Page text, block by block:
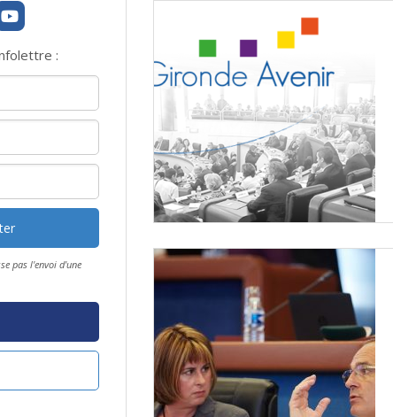
:
pas l'envoi d'une